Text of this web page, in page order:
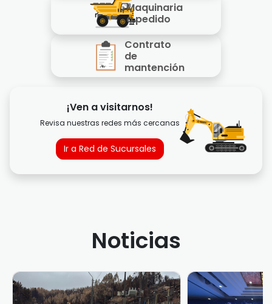
Maquinaria
a pedido
Contrato
de
mantención
¡Ven a visitarnos!
Revisa nuestras redes más cercanas
Ir a Red de Sucursales
Noticias